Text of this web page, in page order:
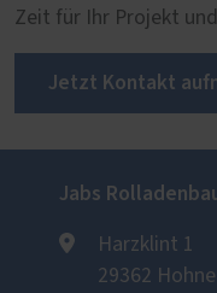
Zeit für Ihr Projekt
Jetzt Kontakt
Jabs
Harzklint 1
29362 Hohne